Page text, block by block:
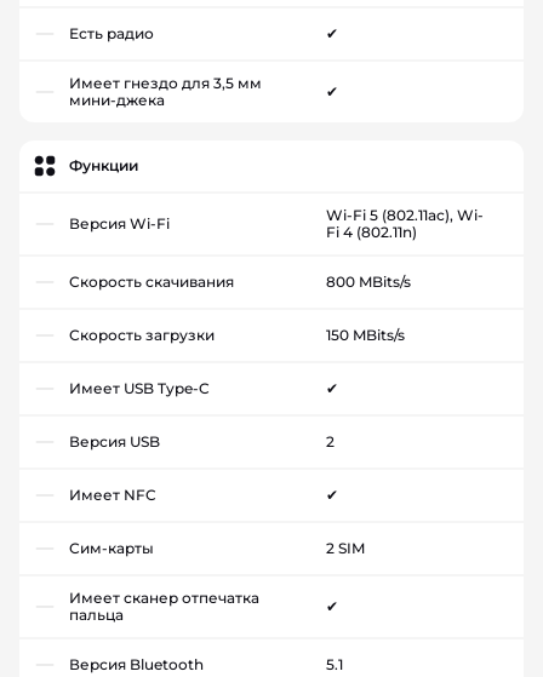
Есть радио ✔
Имеет гнездо для 3,5 мм
мини-джека
✔
Функции
Версия Wi-Fi
Wi-Fi 5 (802.11ac), Wi-
Fi 4 (802.11n)
Скорость скачивания 800 MBits/s
Скорость загрузки 150 MBits/s
Имеет USB Type-C ✔
Версия USB 2
Имеет NFC ✔
Сим-карты 2 SIM
Имеет сканер отпечатка
пальца
✔
Версия Bluetooth 5.1